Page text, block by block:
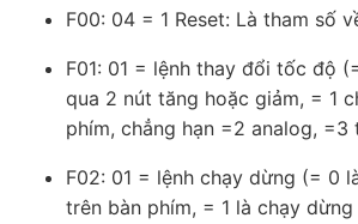
F00: 04 = 1 Reset: Là tham số
F01: 01 = lệnh thay đổi tốc độ
qua 2 nút tăng hoặc giảm, = 1
phím, chẳng hạn =2 analog, =3
F02: 01 = lệnh chạy dừng (= 0
trên bàn phím, = 1 là chạy